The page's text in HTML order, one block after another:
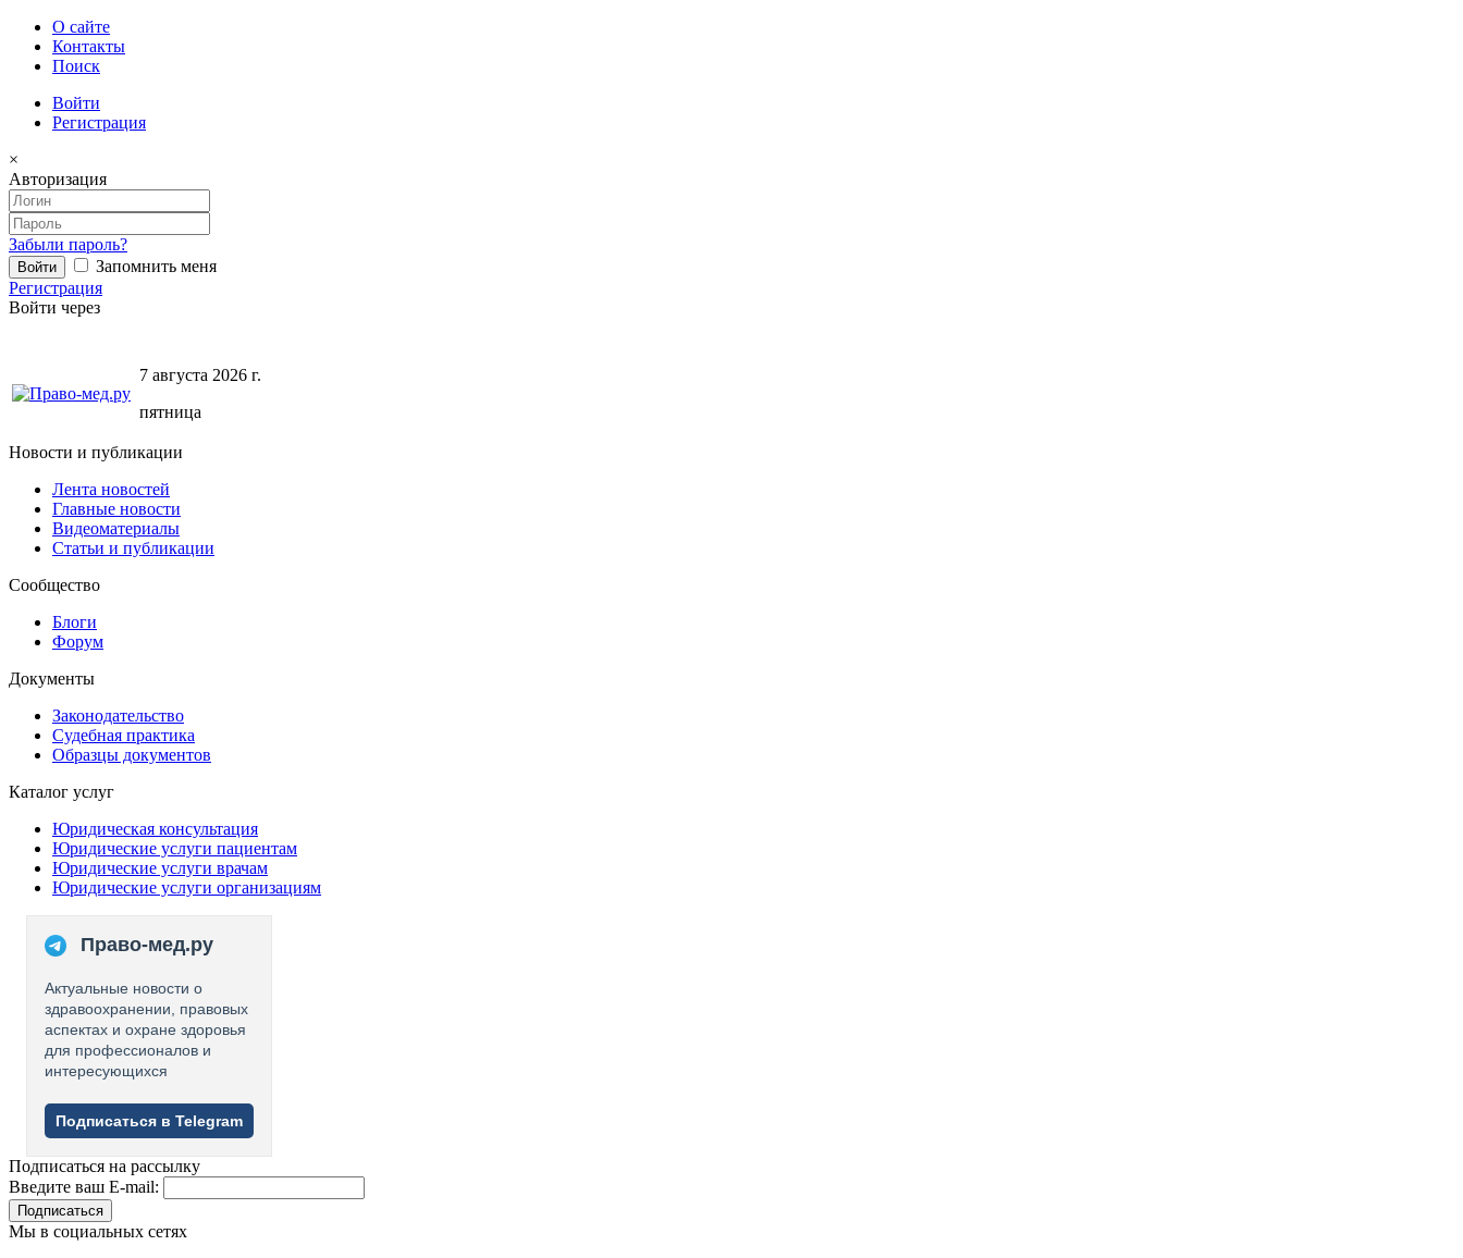
О сайте
Контакты
Поиск
Войти
Регистрация
×
Авторизация
Забыли пароль?
Запомнить меня
Регистрация
Войти через
7 августа 2026 г.
пятница
Новости и публикации
Лента новостей
Главные новости
Видеоматериалы
Статьи и публикации
Сообщество
Блоги
Форум
Документы
Законодательство
Судебная практика
Образцы документов
Каталог услуг
Юридическая консультация
Юридические услуги пациентам
Юридические услуги врачам
Юридические услуги организациям
Право-мед.ру
Актуальные новости о
здравоохранении, правовых
аспектах и охране здоровья
для профессионалов и
интересующихся
Подписаться в Telegram
Подписаться на рассылку
Введите ваш E-mail:
Подписаться
Мы в социальных сетях